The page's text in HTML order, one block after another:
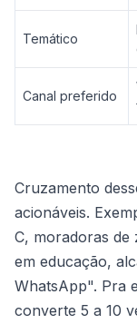
Temático
Canal preferido
Cruzamento
acionáveis.
C, moradoras
em educação,
WhatsApp". Pra
converte 5 a 10